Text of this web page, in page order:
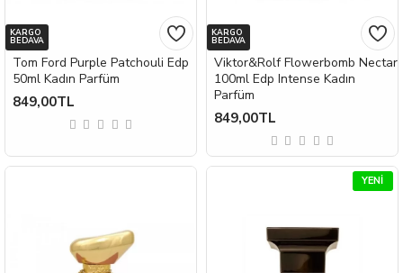
KARGO
BEDAVA
Tom Ford Purple Patchouli Edp
50ml Kadın Parfüm
849,00TL
KARGO
BEDAVA
Viktor&Rolf Flowerbomb Nectar
100ml Edp Intense Kadın
Parfüm
849,00TL
YENI